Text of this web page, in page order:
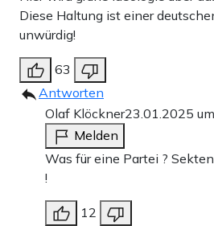
Diese Haltung ist einer
unwürdig!
63
Antworten
Olaf Klöckner23.01.2025
Melden
Was für eine Partei ?
!
12